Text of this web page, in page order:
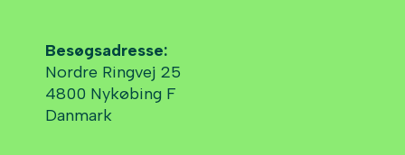
Besøgsadresse:
Nordre Ringvej 25
4800 Nykøbing F
Danmark